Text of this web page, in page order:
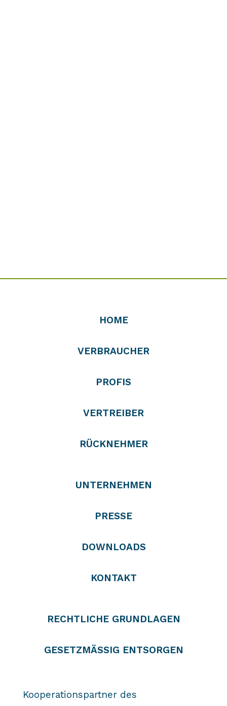
HOME
VERBRAUCHER
PROFIS
VERTREIBER
RÜCKNEHMER
UNTERNEHMEN
PRESSE
DOWNLOADS
KONTAKT
RECHTLICHE GRUNDLAGEN
GESETZMÄSSIG ENTSORGEN
Kooperationspartner des